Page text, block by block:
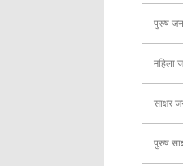
पुरुष
महिला
साक्षर
पुरुष